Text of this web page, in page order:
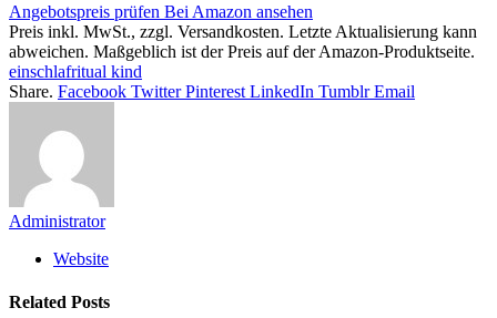
Angebotspreis prüfen Bei Amazon ansehen
Preis inkl. MwSt., zzgl. Versandkosten. Letzte Aktualisierung kann
abweichen. Maßgeblich ist der Preis auf der Amazon-Produktseite.
einschlafritual kind
Share. Facebook Twitter Pinterest LinkedIn Tumblr Email
Administrator
Website
Related Posts